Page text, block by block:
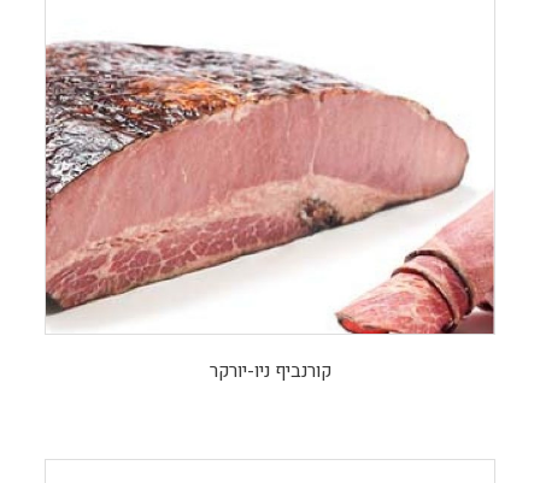
קורנביף ניו-יורקר